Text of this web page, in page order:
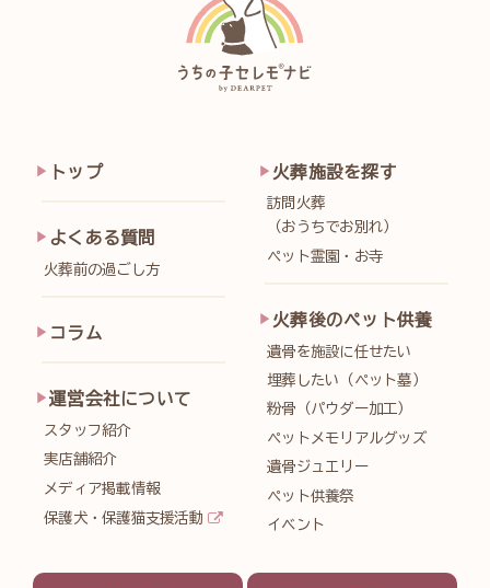
トップ
よくある質問
火葬前の過ごし方
コラム
運営会社について
スタッフ紹介
実店舗紹介
メディア掲載情報
保護犬・保護猫支援活動
火葬施設を探す
訪問火葬
（おうちでお別れ）
ペット霊園・お寺
火葬後のペット供養
遺骨を施設に任せたい
埋葬したい（ペット墓）
粉骨（パウダー加工）
ペットメモリアルグッズ
遺骨ジュエリー
ペット供養祭
イベント